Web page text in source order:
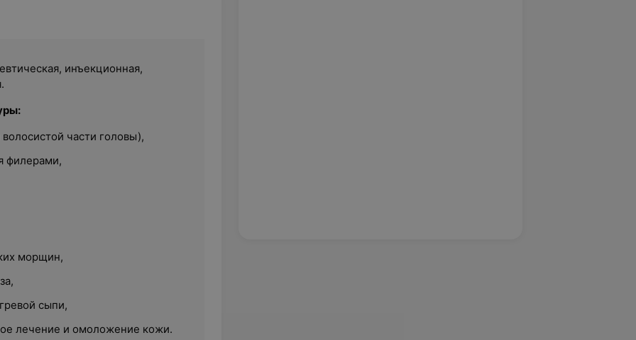
инъекционная,
части головы),
филерами,
морщин,
сыпи,
лечение и омоложение кожи.